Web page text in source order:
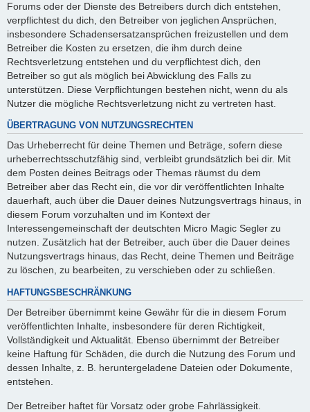
Forums oder der Dienste des Betreibers durch dich entstehen,
verpflichtest du dich, den Betreiber von jeglichen Ansprüchen,
insbesondere Schadensersatzansprüchen freizustellen und dem
Betreiber die Kosten zu ersetzen, die ihm durch deine
Rechtsverletzung entstehen und du verpflichtest dich, den
Betreiber so gut als möglich bei Abwicklung des Falls zu
unterstützen. Diese Verpflichtungen bestehen nicht, wenn du als
Nutzer die mögliche Rechtsverletzung nicht zu vertreten hast.
ÜBERTRAGUNG VON NUTZUNGSRECHTEN
Das Urheberrecht für deine Themen und Beträge, sofern diese
urheberrechtsschutzfähig sind, verbleibt grundsätzlich bei dir. Mit
dem Posten deines Beitrags oder Themas räumst du dem
Betreiber aber das Recht ein, die vor dir veröffentlichten Inhalte
dauerhaft, auch über die Dauer deines Nutzungsvertrags hinaus, in
diesem Forum vorzuhalten und im Kontext der
Interessengemeinschaft der deutschten Micro Magic Segler zu
nutzen. Zusätzlich hat der Betreiber, auch über die Dauer deines
Nutzungsvertrags hinaus, das Recht, deine Themen und Beiträge
zu löschen, zu bearbeiten, zu verschieben oder zu schließen.
HAFTUNGSBESCHRÄNKUNG
Der Betreiber übernimmt keine Gewähr für die in diesem Forum
veröffentlichten Inhalte, insbesondere für deren Richtigkeit,
Vollständigkeit und Aktualität. Ebenso übernimmt der Betreiber
keine Haftung für Schäden, die durch die Nutzung des Forum und
dessen Inhalte, z. B. heruntergeladene Dateien oder Dokumente,
entstehen.
Der Betreiber haftet für Vorsatz oder grobe Fahrlässigkeit.